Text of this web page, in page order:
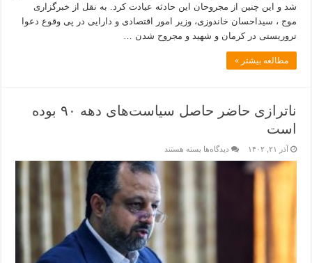
شد و این چنین از مجروحان این حادثه عیادت کرد. به نقل از خبرگزاری
موج ​، سیداحسان خاندوزی، وزیر امور اقتصادی و دارایی در پی وقوع دعوا
تروریستی در کرمان و شهید و مجروح شدن …
مطالعه بیشتر »
ناترازی حاضر حاصل سیاست‌های دهه ۹۰ بوده
است
آذر ۲۱, ۱۴۰۲ دیدگاه‌ها بسته هستند